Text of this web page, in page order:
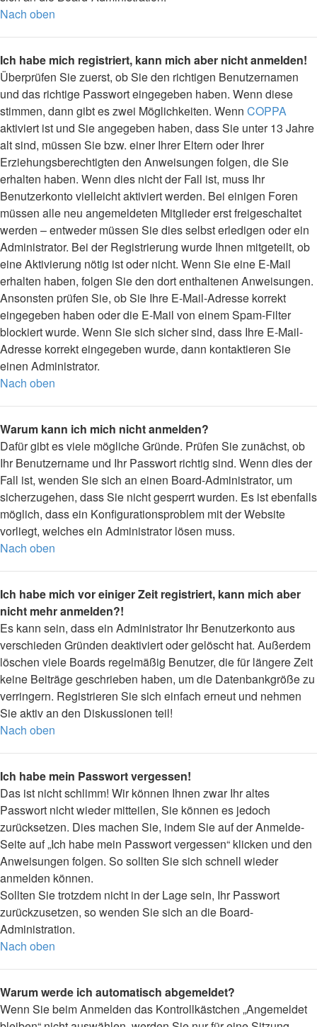
Nach oben
Ich habe mich registriert, kann mich aber nicht anmelden!
Überprüfen Sie zuerst, ob Sie den richtigen Benutzernamen
und das richtige Passwort eingegeben haben. Wenn diese
stimmen, dann gibt es zwei Möglichkeiten. Wenn COPPA
aktiviert ist und Sie angegeben haben, dass Sie unter 13 Jahre
alt sind, müssen Sie bzw. einer Ihrer Eltern oder Ihrer
Erziehungsberechtigten den Anweisungen folgen, die Sie
erhalten haben. Wenn dies nicht der Fall ist, muss Ihr
Benutzerkonto vielleicht aktiviert werden. Bei einigen Foren
müssen alle neu angemeldeten Mitglieder erst freigeschaltet
werden – entweder müssen Sie dies selbst erledigen oder ein
Administrator. Bei der Registrierung wurde Ihnen mitgeteilt, ob
eine Aktivierung nötig ist oder nicht. Wenn Sie eine E-Mail
erhalten haben, folgen Sie den dort enthaltenen Anweisungen.
Ansonsten prüfen Sie, ob Sie Ihre E-Mail-Adresse korrekt
eingegeben haben oder die E-Mail von einem Spam-Filter
blockiert wurde. Wenn Sie sich sicher sind, dass Ihre E-Mail-
Adresse korrekt eingegeben wurde, dann kontaktieren Sie
einen Administrator.
Nach oben
Warum kann ich mich nicht anmelden?
Dafür gibt es viele mögliche Gründe. Prüfen Sie zunächst, ob
Ihr Benutzername und Ihr Passwort richtig sind. Wenn dies der
Fall ist, wenden Sie sich an einen Board-Administrator, um
sicherzugehen, dass Sie nicht gesperrt wurden. Es ist ebenfalls
möglich, dass ein Konfigurationsproblem mit der Website
vorliegt, welches ein Administrator lösen muss.
Nach oben
Ich habe mich vor einiger Zeit registriert, kann mich aber
nicht mehr anmelden?!
Es kann sein, dass ein Administrator Ihr Benutzerkonto aus
verschieden Gründen deaktiviert oder gelöscht hat. Außerdem
löschen viele Boards regelmäßig Benutzer, die für längere Zeit
keine Beiträge geschrieben haben, um die Datenbankgröße zu
verringern. Registrieren Sie sich einfach erneut und nehmen
Sie aktiv an den Diskussionen teil!
Nach oben
Ich habe mein Passwort vergessen!
Das ist nicht schlimm! Wir können Ihnen zwar Ihr altes
Passwort nicht wieder mitteilen, Sie können es jedoch
zurücksetzen. Dies machen Sie, indem Sie auf der Anmelde-
Seite auf „Ich habe mein Passwort vergessen“ klicken und den
Anweisungen folgen. So sollten Sie sich schnell wieder
anmelden können.
Sollten Sie trotzdem nicht in der Lage sein, Ihr Passwort
zurückzusetzen, so wenden Sie sich an die Board-
Administration.
Nach oben
Warum werde ich automatisch abgemeldet?
Wenn Sie beim Anmelden das Kontrollkästchen „Angemeldet